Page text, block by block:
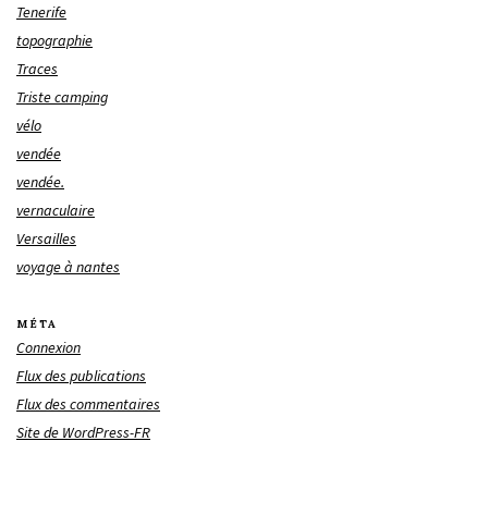
Tenerife
topographie
Traces
Triste camping
vélo
vendée
vendée.
vernaculaire
Versailles
voyage à nantes
MÉTA
Connexion
Flux des publications
Flux des commentaires
Site de WordPress-FR